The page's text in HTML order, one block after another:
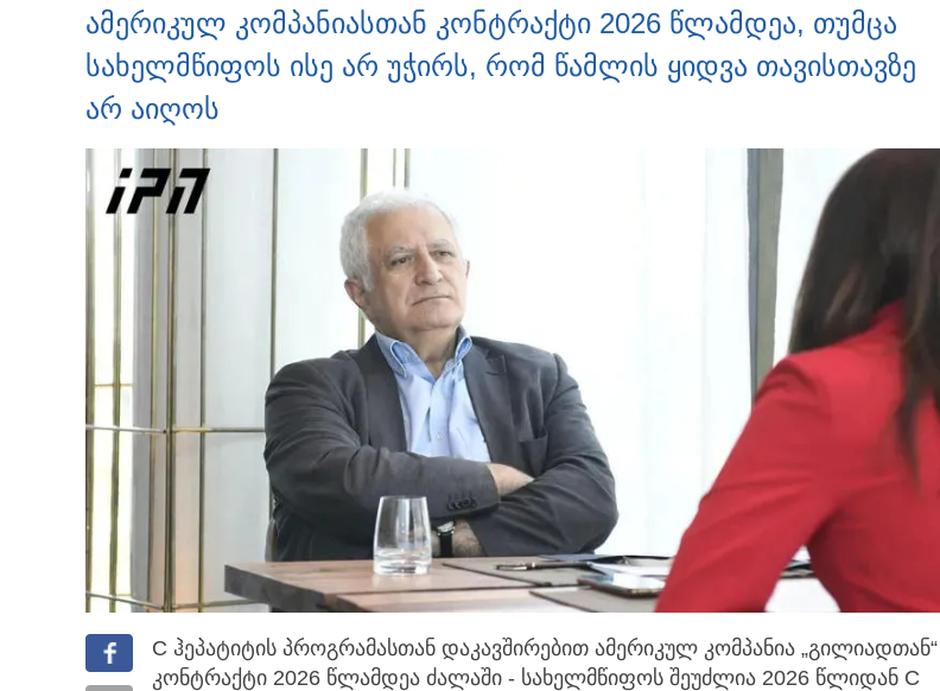
ამერიკულ კომპანიასთან კონტრაქტი 2026 წლამდეა, თუმცა
სახელმწიფოს ისე არ უჭირს, რომ წამლის ყიდვა თავისთავზე
არ აიღოს
C ჰეპატიტის პროგრამასთან დაკავშირებით ამერიკულ კომპანია „გილიადთან“
კონტრაქტი 2026 წლამდეა ძალაში - სახელმწიფოს შეუძლია 2026 წლიდან C